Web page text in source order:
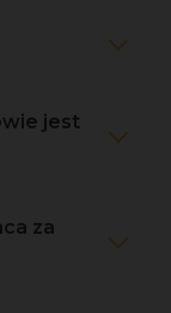
jest
za